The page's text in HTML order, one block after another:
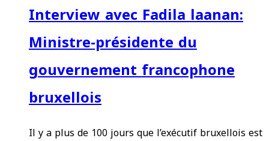
Interview avec Fadila laanan:
Ministre-présidente du
gouvernement francophone
bruxellois
Il y a plus de 100 jours que l’exécutif bruxellois est